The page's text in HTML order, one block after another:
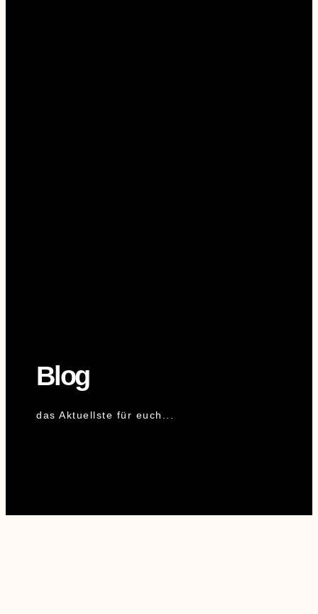
Blog
das Aktuellste für euch...